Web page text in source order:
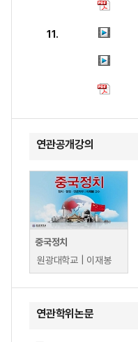
11.
연관공개강의
중국정치
원광대학교 | 이재봉
연관학위논문